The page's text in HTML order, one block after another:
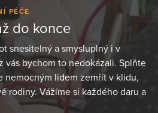
PÉČE
do konce
snesitelný a smysluplný i v
vás bychom to nedokázali. Splňte
nemocným lidem zemřít v klidu,
rodiny. Vážíme si každého daru a